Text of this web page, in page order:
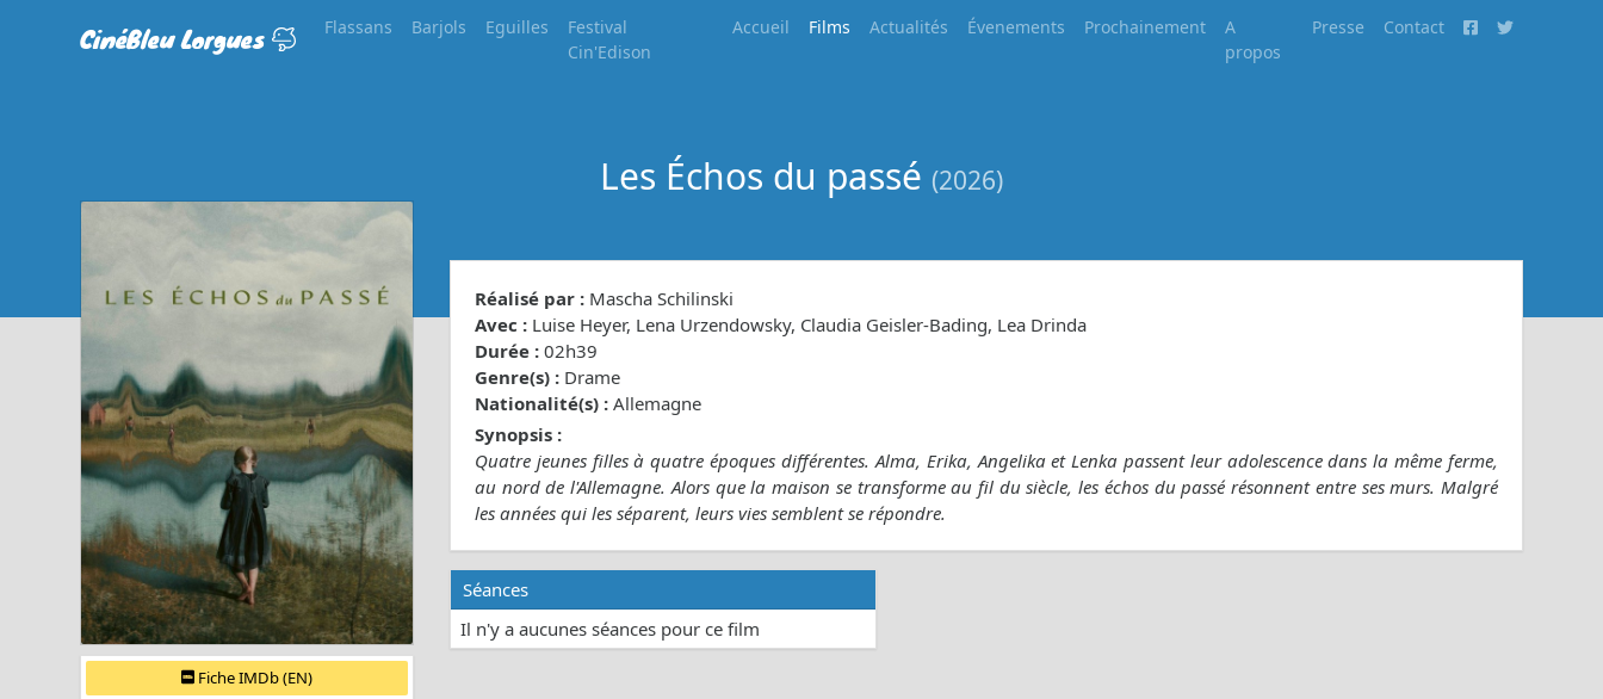
CinéBleu Lorgues Flassans Barjols Eguilles
Festival
Cin'Edison
Accueil Films Actualités Évenements Prochainement
A
propos
Presse Contact
Les Échos du passé (2026)
Fiche IMDb (EN)
Réalisé par : Mascha Schilinski
Avec : Luise Heyer, Lena Urzendowsky, Claudia Geisler-Bading, Lea Drinda
Durée : 02h39
Genre(s) : Drame
Nationalité(s) : Allemagne
Synopsis :
Quatre jeunes filles à quatre époques différentes. Alma, Erika, Angelika et Lenka passent leur adolescence dans la même ferme,
au nord de l'Allemagne. Alors que la maison se transforme au fil du siècle, les échos du passé résonnent entre ses murs. Malgré
les années qui les séparent, leurs vies semblent se répondre.
Séances
Il n'y a aucunes séances pour ce film